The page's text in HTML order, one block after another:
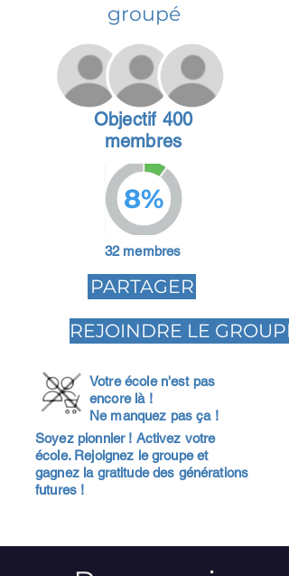
groupé
Objectif 400
membres
8%
32 membres
PARTAGER
REJOINDRE LE GROUPE
Votre école n'est pas
encore là !
Ne manquez pas ça !
Soyez pionnier ! Activez votre
école. Rejoignez le groupe et
gagnez la gratitude des générations
futures !